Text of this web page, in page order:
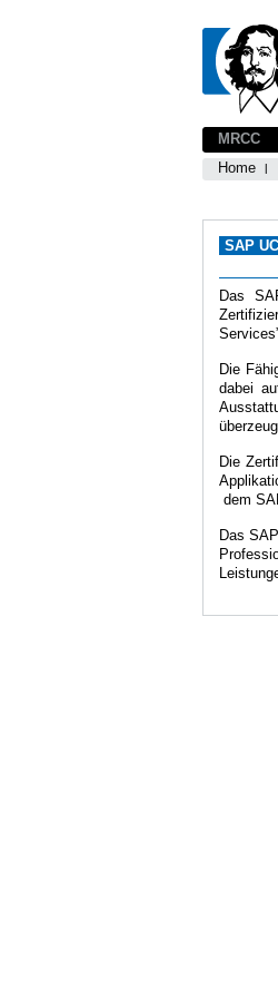
MRCC
Home
SAP
Das
Die
dabei
Die
dem
Das